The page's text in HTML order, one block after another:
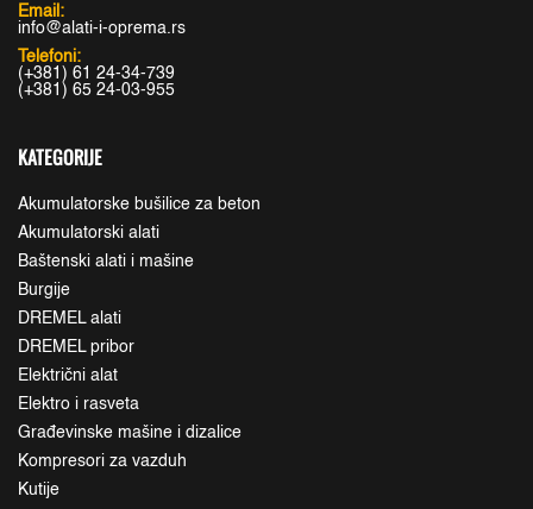
Email:
info@alati-i-oprema.rs
Telefoni:
(+381) 61 24-34-739
(+381) 65 24-03-955
KATEGORIJE
Akumulatorske bušilice za beton
Akumulatorski alati
Baštenski alati i mašine
Burgije
DREMEL alati
DREMEL pribor
Električni alat
Elektro i rasveta
Građevinske mašine i dizalice
Kompresori za vazduh
Kutije